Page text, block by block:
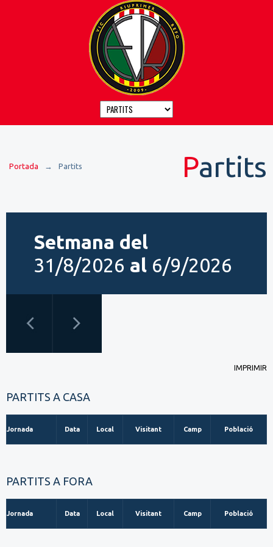
Portada → Partits Partits
Setmana del
31/8/2026 al 6/9/2026
IMPRIMIR
PARTITS A CASA
Jornada Data Local Visitant Camp Població
PARTITS A FORA
Jornada Data Local Visitant Camp Població